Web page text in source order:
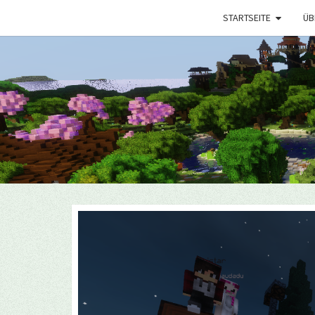
STARTSEITE